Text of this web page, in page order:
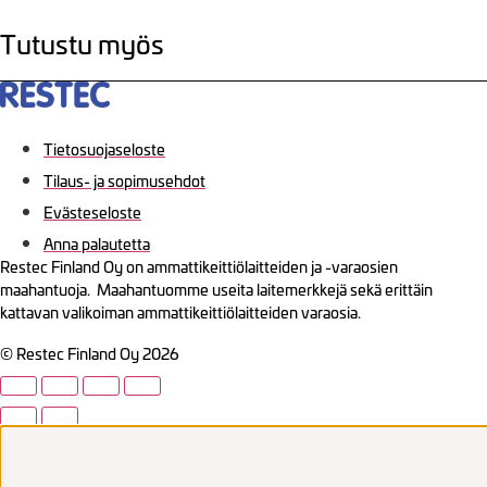
Tutustu myös
Tietosuojaseloste
Tilaus- ja sopimusehdot
Evästeseloste
Anna palautetta
Restec Finland Oy on ammattikeittiölaitteiden ja -varaosien
maahantuoja. Maahantuomme useita laitemerkkejä sekä erittäin
kattavan valikoiman ammattikeittiölaitteiden varaosia.
© Restec Finland Oy 2026